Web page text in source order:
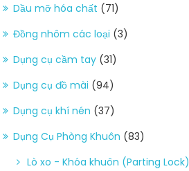
Dầu mỡ hóa chất (71)
Đồng nhôm các loại (3)
Dụng cụ cầm tay (31)
Dụng cụ đồ mài (94)
Dụng cụ khí nén (37)
Dụng Cụ Phòng Khuôn (83)
Lò xo - Khóa khuôn (Parting Lock)